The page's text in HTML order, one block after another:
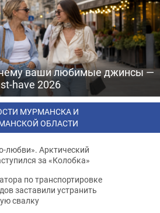
ваши любимые джинсы —
have 2026
МУРМАНСКА И
ОБЛАСТИ
любви». Арктический
за «Колобка»
по транспортировке
заставили устранить
свалку